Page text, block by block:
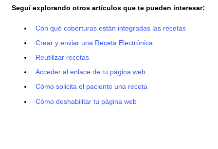
Seguí explorando otros artículos que te pueden interesar:
Con qué coberturas están integradas las recetas
Crear y enviar una Receta Electrónica
Reutilizar recetas
Acceder al enlace de tu página web
Cómo solicita el paciente una receta
Cómo deshabilitar tu página web